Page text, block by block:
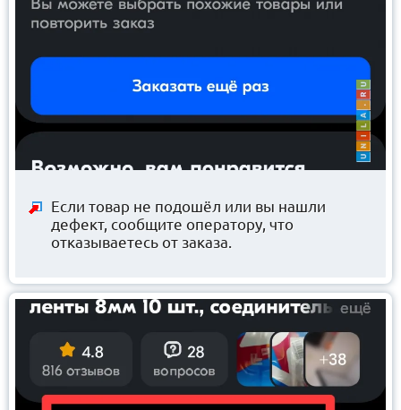
Если товар не подошёл или вы нашли
дефект, сообщите оператору, что
отказываетесь от заказа.